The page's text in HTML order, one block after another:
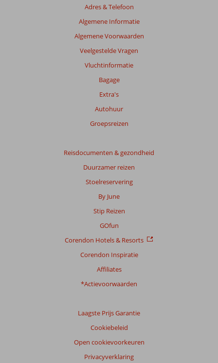
Adres & Telefoon
Algemene Informatie
Algemene Voorwaarden
Veelgestelde Vragen
Vluchtinformatie
Bagage
Extra's
Autohuur
Groepsreizen
Reisdocumenten & gezondheid
Duurzamer reizen
Stoelreservering
By June
Stip Reizen
GOfun
Corendon Hotels & Resorts
Corendon Inspiratie
Affiliates
*Actievoorwaarden
Laagste Prijs Garantie
Cookiebeleid
Open cookievoorkeuren
Privacyverklaring